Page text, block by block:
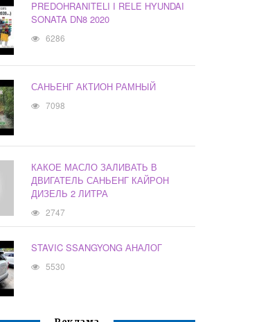
PREDOHRANITELI I RELE HYUNDAI
SONATA DN8 2020
6286
САНЬЕНГ АКТИОН РАМНЫЙ
7098
КАКОЕ МАСЛО ЗАЛИВАТЬ В
ДВИГАТЕЛЬ САНЬЕНГ КАЙРОН
ДИЗЕЛЬ 2 ЛИТРА
2747
STAVIC SSANGYONG АНАЛОГ
5530